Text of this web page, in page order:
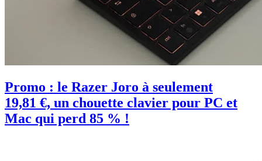
Promo : le Razer Joro à seulement
19,81 €, un chouette clavier pour PC et
Mac qui perd 85 % !